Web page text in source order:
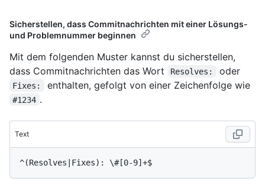
Sicherstellen, dass Commitnachrichten mit einer Lösungs-
und Problemnummer beginnen
Mit dem folgenden Muster kannst du sicherstellen,
dass Commitnachrichten das Wort
Resolves: oder
Fixes: enthalten, gefolgt von einer Zeichenfolge wie
#1234 .
Text